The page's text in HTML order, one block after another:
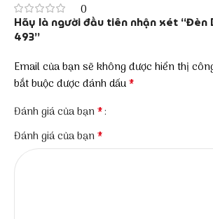
0
Hãy là người đầu tiên nhận xét “Đèn
493”
Email của bạn sẽ không được hiển thị
bắt buộc được đánh dấu*
Đánh giá của bạn*
Đánh giá của bạn*